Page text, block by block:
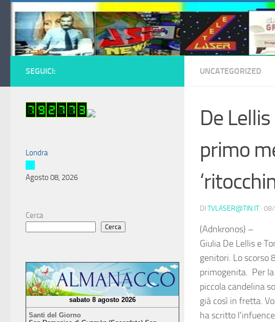
Salta al contenuto
UNCATEGORIZED
De
primo
DI TVLASER@TIN.IT ·
(Adnkronos) –
Giulia De Lellis e
genitori. Lo scorso
primogenita. Per
piccola candelina
già così in fretta.
ha scritto
SEGUICI:
Londra
Agosto 08, 2026
Cerca
Cerca